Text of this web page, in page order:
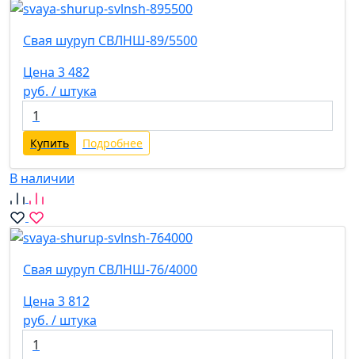
Свая шуруп СВЛНШ-89/5500
Цена 3 482
руб. / штука
Купить Подробнее
В наличии
Свая шуруп СВЛНШ-76/4000
Цена 3 812
руб. / штука